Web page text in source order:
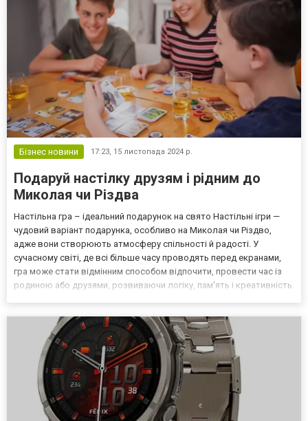
Бізнес новини 17:23, 15 листопада 2024 р.
Подаруй настілку друзям і рідним до
Миколая чи Різдва
Настільна гра – ідеальний подарунок на свято Настільні ігри —
чудовий варіант подарунка, особливо на Миколая чи Різдво,
адже вони створюють атмосферу спільності й радості. У
сучасному світі, де всі більше часу проводять перед екранами,
гра може стати відмінним способом відпочити, провести час із
родиною або друзями, розвиваючи логіку, пам'ять і креативність.